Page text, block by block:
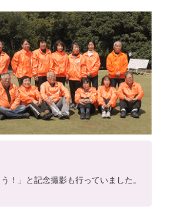
！」と記念撮影も行っていました。